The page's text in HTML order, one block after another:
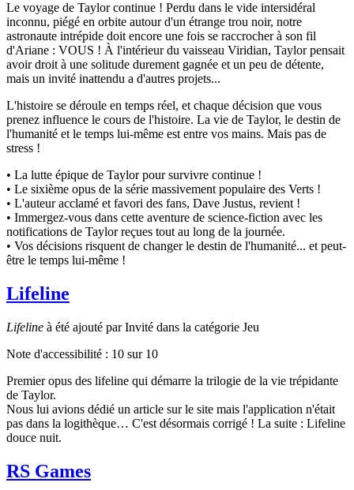
Le voyage de Taylor continue ! Perdu dans le vide intersidéral
inconnu, piégé en orbite autour d'un étrange trou noir, notre
astronaute intrépide doit encore une fois se raccrocher à son fil
d'Ariane : VOUS ! À l'intérieur du vaisseau Viridian, Taylor pensait
avoir droit à une solitude durement gagnée et un peu de détente,
mais un invité inattendu a d'autres projets...
L'histoire se déroule en temps réel, et chaque décision que vous
prenez influence le cours de l'histoire. La vie de Taylor, le destin de
l'humanité et le temps lui-même est entre vos mains. Mais pas de
stress !
• La lutte épique de Taylor pour survivre continue !
• Le sixième opus de la série massivement populaire des Verts !
• L'auteur acclamé et favori des fans, Dave Justus, revient !
• Immergez-vous dans cette aventure de science-fiction avec les
notifications de Taylor reçues tout au long de la journée.
• Vos décisions risquent de changer le destin de l'humanité... et peut-
être le temps lui-même !
Lifeline
Lifeline à été ajouté par Invité dans la catégorie Jeu
Note d'accessibilité : 10 sur 10
Premier opus des lifeline qui démarre la trilogie de la vie trépidante
de Taylor.
Nous lui avions dédié un article sur le site mais l'application n'était
pas dans la logithèque… C'est désormais corrigé ! La suite : Lifeline
douce nuit.
RS Games